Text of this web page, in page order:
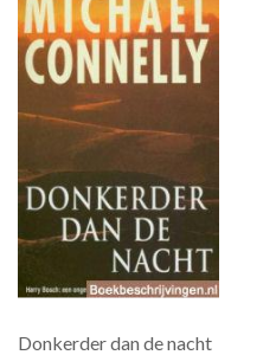
Donkerder dan de nacht